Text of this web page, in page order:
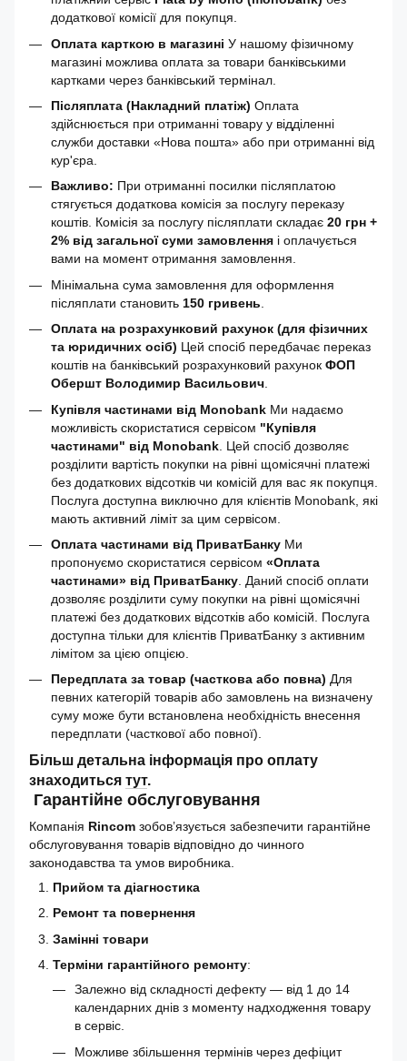
додаткової комісії для покупця.
Оплата карткою в магазині У нашому фізичному
магазині можлива оплата за товари банківськими
картками через банківський термінал.
Післяплата (Накладний платіж) Оплата
здійснюється при отриманні товару у відділенні
служби доставки «Нова пошта» або при отриманні від
кур'єра.
Важливо: При отриманні посилки післяплатою
стягується додаткова комісія за послугу переказу
коштів. Комісія за послугу післяплати складає 20 грн +
2% від загальної суми замовлення і оплачується
вами на момент отримання замовлення.
Мінімальна сума замовлення для оформлення
післяплати становить 150 гривень
Оплата на розрахунковий рахунок (для фізичних
та юридичних осіб) Цей спосіб передбачає переказ
коштів на банківський розрахунковий рахунок ФОП
Обершт Володимир Васильович
Купівля частинами від Monobank Ми надаємо
можливість скористатися сервісом "Купівля
частинами" від Monobank . Цей спосіб дозволяє
розділити вартість покупки на рівні щомісячні платежі
без додаткових відсотків чи комісій для вас як покупця.
Послуга доступна виключно для клієнтів Monobank, які
мають активний ліміт за цим сервісом.
Оплата частинами від ПриватБанку Ми
пропонуємо скористатися сервісом «Оплата
частинами» від ПриватБанку . Даний спосіб оплати
дозволяє розділити суму покупки на рівні щомісячні
платежі без додаткових відсотків або комісій. Послуга
доступна тільки для клієнтів ПриватБанку з активним
лімітом за цією опцією.
Передплата за товар (часткова або повна) Для
певних категорій товарів або замовлень на визначену
суму може бути встановлена необхідність внесення
передплати (часткової або повної).
Більш детальна інформація про оплату
знаходиться тут.
Гарантійне обслуговування
Компанія Rincom зобов’язується забезпечити гарантійне
обслуговування товарів відповідно до чинного
законодавства та умов виробника.
Прийом та діагностика
Ремонт та повернення
Замінні товари
Терміни гарантійного ремонту:
Залежно від складності дефекту — від 1 до 14
календарних днів з моменту надходження товару
в сервіс.
Можливе збільшення термінів через дефіцит